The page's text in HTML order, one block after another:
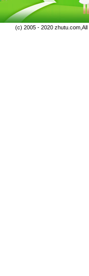
(c) 2005 - 2020